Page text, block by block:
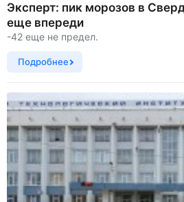
Эксперт: пик морозов в
еще впереди
-42 еще не предел.
Подробнее